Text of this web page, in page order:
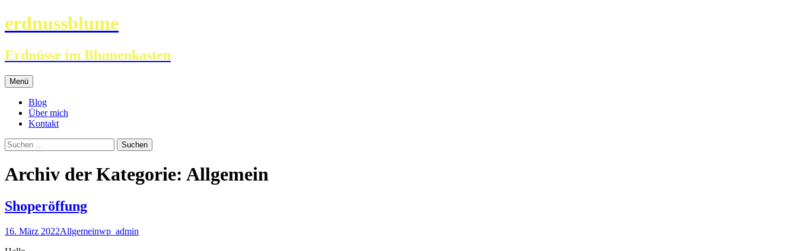
erdnussblume
Erdnüsse im Blumenkasten
Menü Zum
Inhalt
springen
Blog
Über mich
Kontakt
Suchen
nach:
Archiv der Kategorie: Allgemein
Shoperöffung
16. März 2022Allgemeinwp_admin